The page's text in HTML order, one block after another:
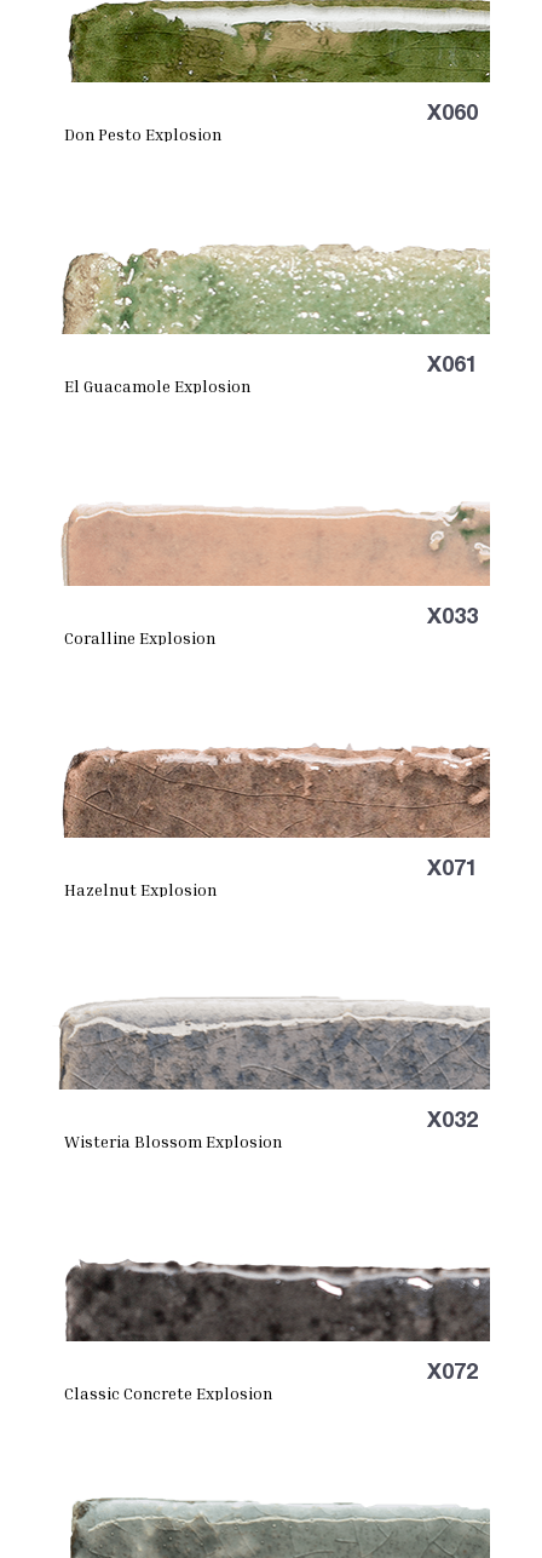
X060
Don Pesto Explosion
X061
El Guacamole Explosion
X033
Coralline Explosion
X071
Hazelnut Explosion
X032
Wisteria Blossom Explosion
X072
Classic Concrete Explosion